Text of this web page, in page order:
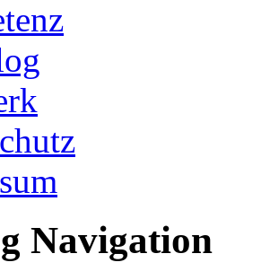
Navigation